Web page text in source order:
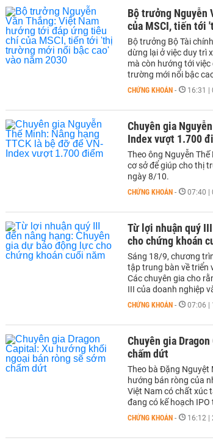
Bộ trưởng Nguyễn
của MSCI, tiến tới
Bộ trưởng Bộ Tài
dừng lại ở việc duy trì
mà còn hướng tới
trường mới nổi bậc
CHỨNG KHOÁN - 16:31
Chuyên gia
Index vượt 1.700
Theo ông Nguyễn
cơ sở để giúp cho thị
ngày 8/10.
CHỨNG KHOÁN - 07:40 |
Từ lợi nhuận quý
cho chứng khoán
Sáng 18/9, chương
tập trung bàn về triển
Các chuyên gia cho
III của doanh nghiệp
CHỨNG KHOÁN - 07:06 |
Chuyên gia
chấm dứt
Theo bà Đặng Nguyệt
hướng bán ròng của
Việt Nam có chất xúc
đang có kế hoạch
CHỨNG KHOÁN - 16:12